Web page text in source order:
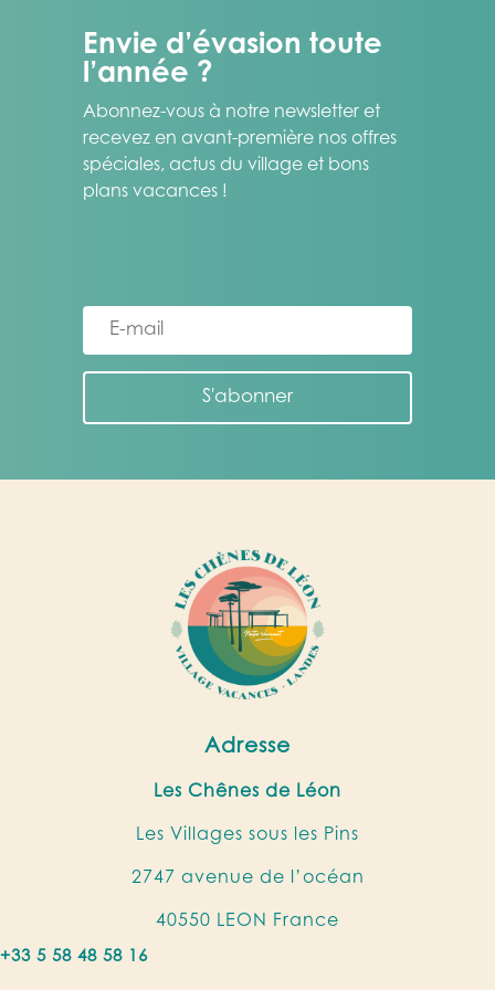
Envie d’évasion toute
l’année ?
Abonnez-vous à notre newsletter et
recevez en avant-première nos offres
spéciales, actus du village et bons
plans vacances !
Adresse
Les Chênes de Léon
Les Villages sous les Pins
2747 avenue de l’océan
40550 LEON France
+33 5 58 48 58 16